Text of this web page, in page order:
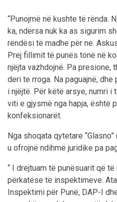
“Punojmë në kushte të rënda.
ka, ndërsa nuk ka as sigurim
rëndësi të madhe për ne.
Prej fillimit të punës tonë në
njëjta vazhdojnë. Pa presione,
deri te rroga. Na paguajnë,
i njëjtë. Për këtë arsye, numri i
viti e gjysmë nga hapja, është
konfeksionarët.
Nga shoqata qytetare
u ofrojnë ndihmë juridike pa
“ I drejtuam të punësuarit që
përkatëse të inspektimeve.
Inspektimi për Punë, DAP-I